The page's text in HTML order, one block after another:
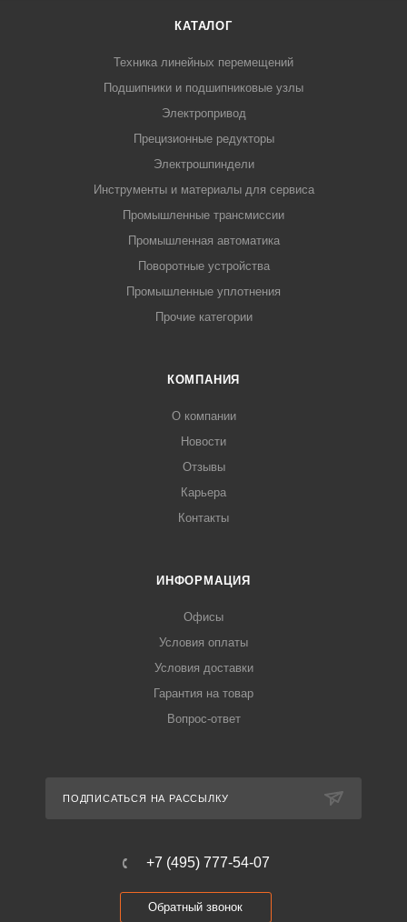
КАТАЛОГ
Техника линейных перемещений
Подшипники и подшипниковые узлы
Электропривод
Прецизионные редукторы
Электрошпиндели
Инструменты и материалы для сервиса
Промышленные трансмиссии
Промышленная автоматика
Поворотные устройства
Промышленные уплотнения
Прочие категории
КОМПАНИЯ
О компании
Новости
Отзывы
Карьера
Контакты
ИНФОРМАЦИЯ
Офисы
Условия оплаты
Условия доставки
Гарантия на товар
Вопрос-ответ
ПОДПИСАТЬСЯ НА РАССЫЛКУ
+7 (495) 777-54-07
Обратный звонок